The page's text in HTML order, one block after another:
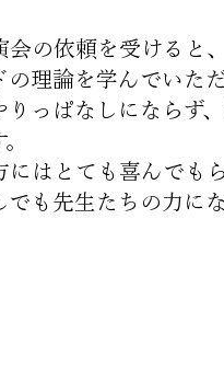
会の依頼を受けると
の理論を学んでいた
っぱなしにならず
はとても喜んでも
も先生たちの力に